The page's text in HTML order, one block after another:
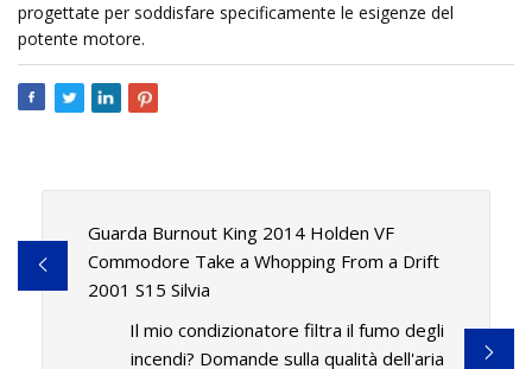
progettate per soddisfare specificamente le esigenze del
potente motore.
Guarda Burnout King 2014 Holden VF
Commodore Take a Whopping From a Drift
2001 S15 Silvia
Il mio condizionatore filtra il fumo degli
incendi? Domande sulla qualità dell'aria